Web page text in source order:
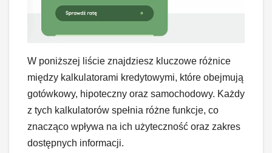
W poniższej liście znajdziesz kluczowe różnice
między kalkulatorami kredytowymi, które obejmują
gotówkowy, hipoteczny oraz samochodowy. Każdy
z tych kalkulatorów spełnia różne funkcje, co
znacząco wpływa na ich użyteczność oraz zakres
dostępnych informacji.